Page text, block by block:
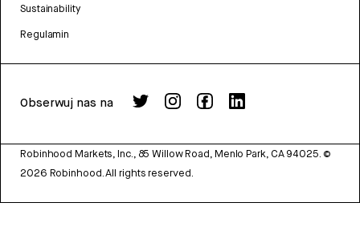
Sustainability
Regulamin
Obserwuj nas na
Robinhood Markets, Inc., 85 Willow Road, Menlo Park, CA 94025. ©
2026 Robinhood. All rights reserved.